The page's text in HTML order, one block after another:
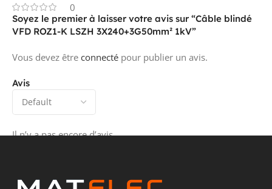
0
Avis
Il n’y a pas encore d’avis.
Soyez le premier à laisser votre avis sur “Câble blindé
VFD ROZ1-K LSZH 3X240+3G50mm² 1kV”
Vous devez être connecté pour publier un avis.